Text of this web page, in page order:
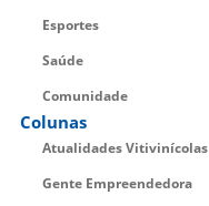
Esportes
Saúde
Comunidade
Colunas
Atualidades Vitivinícolas
Gente Empreendedora